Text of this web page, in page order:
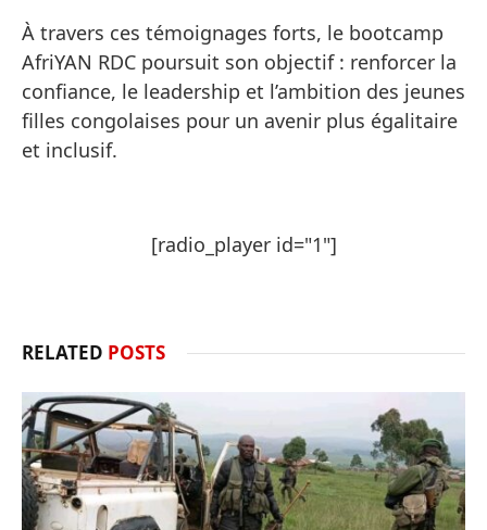
À travers ces témoignages forts, le bootcamp
AfriYAN RDC poursuit son objectif : renforcer la
confiance, le leadership et l’ambition des jeunes
filles congolaises pour un avenir plus égalitaire
et inclusif.
[radio_player id="1"]
RELATED POSTS